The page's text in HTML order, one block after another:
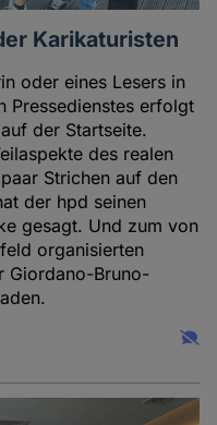
Karikaturisten
oder eines Lesers in
Pressedienstes erfolgt
der Startseite.
des realen
Strichen auf den
der hpd seinen
gesagt. Und zum von
organisierten
Giordano-Bruno-